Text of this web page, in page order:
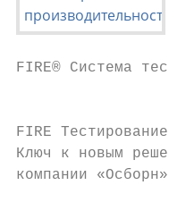
FIRE® Система
FIRE
Ключ к новым
компании «Осборн»